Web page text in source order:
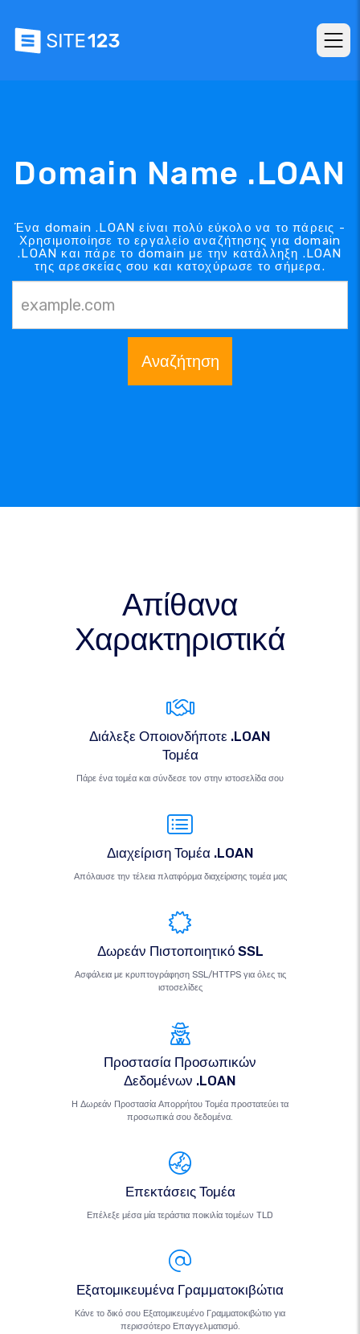
Domain Name .LOAN
Ένα domain .LOAN είναι πολύ εύκολο να το πάρεις -
Χρησιμοποίησε το εργαλείο αναζήτησης για domain
.LOAN και πάρε το domain με την κατάλληξη .LOAN
της αρεσκείας σου και κατοχύρωσε το σήμερα.
Αναζήτηση
Απίθανα
Χαρακτηριστικά
Διάλεξε Οποιονδήποτε .LOAN
Τομέα
Πάρε ένα τομέα και σύνδεσε τον στην ιστοσελίδα σου
Διαχείριση Τομέα .LOAN
Απόλαυσε την τέλεια πλατφόρμα διαχείρισης τομέα μας
Δωρεάν Πιστοποιητικό SSL
Ασφάλεια με κρυπτογράφηση SSL/HTTPS για όλες τις
ιστοσελίδες
Προστασία Προσωπικών
Δεδομένων .LOAN
Η Δωρεάν Προστασία Απορρήτου Τομέα προστατεύει τα
προσωπικά σου δεδομένα.
Επεκτάσεις Τομέα
Επέλεξε μέσα μία τεράστια ποικιλία τομέων TLD
Εξατομικευμένα Γραμματοκιβώτια
Κάνε το δικό σου Εξατομικευμένο Γραμματοκιβώτιο για
περισσότερο Επαγγελματισμό.